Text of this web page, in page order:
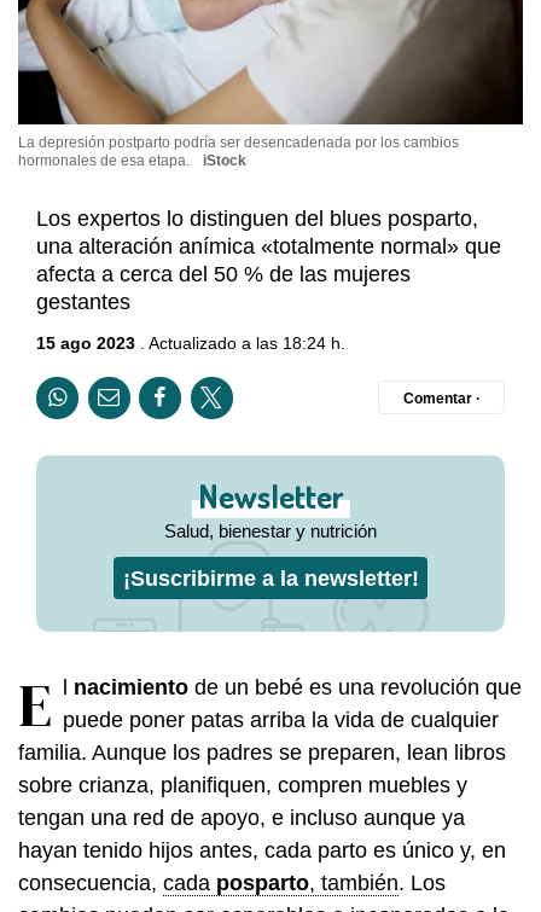
La depresión postparto podría ser desencadenada por los cambios
hormonales de esa etapa.
iStock
Los expertos lo distinguen del blues posparto,
una alteración anímica «totalmente normal» que
afecta a cerca del 50 % de las mujeres
gestantes
15 ago 2023 . Actualizado a las 18:24 h.
Comentar ·
Newsletter
Salud, bienestar y nutrición
¡Suscribirme a la newsletter!
E l nacimiento de un bebé es una revolución que
puede poner patas arriba la vida de cualquier
familia. Aunque los padres se preparen, lean libros
sobre crianza, planifiquen, compren muebles y
tengan una red de apoyo, e incluso aunque ya
hayan tenido hijos antes, cada parto es único y, en
consecuencia, cada posparto, también. Los